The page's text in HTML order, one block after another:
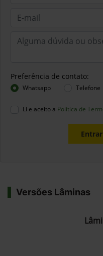
Preferência de contato:
Whatsapp Telefone
Li e aceito a Política de
Versões Lâminas